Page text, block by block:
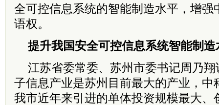
全可控信息系统的智能制造水平，增强
语权。
提升我国安全可控信息系统智能制造
江苏省委常委、苏州市委书记周乃
子信息产业是苏州目前最大的产业，中
我市近年来引进的单体投资规模最大、